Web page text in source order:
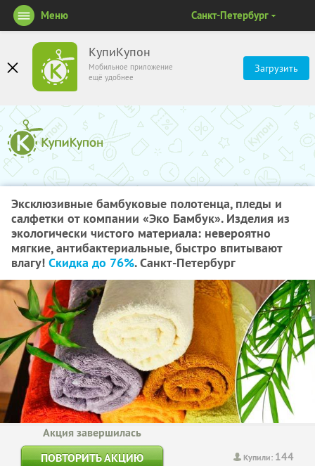
КупиКупон
Мобильное приложение
ещё удобнее
Загрузить
Меню Санкт-Петербург
Эксклюзивные бамбуковые полотенца, пледы и
салфетки от компании «Эко Бамбук». Изделия из
экологически чистого материала: невероятно
мягкие, антибактериальные, быстро впитывают
влагу! Скидка до 76%. Санкт-Петербург
Купили: 144
Акция завершилась
ПОВТОРИТЬ АКЦИЮ